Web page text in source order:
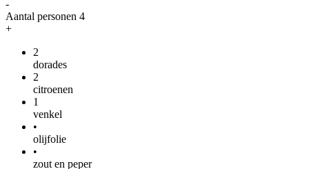
-
Aantal personen 4
+
2
dorades
2
citroenen
1
venkel
•
olijfolie
•
zout en peper